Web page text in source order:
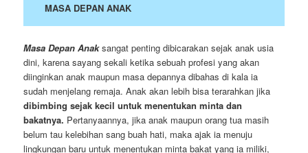
MASA DEPAN ANAK
Masa Depan Anaksangat penting dibicarakan sejak anak usia
dini, karena sayang sekali ketika sebuah profesi yang akan
diinginkan anak maupun masa depannya dibahas di kala ia
sudah menjelang remaja. Anak akan lebih bisa terarahkan jika
dibimbing sejak kecil untuk menentukan minta dan
bakatnya. Pertanyaannya, jika anak maupun orang tua masih
belum tau kelebihan sang buah hati, maka ajak ia menuju
lingkungan baru untuk menentukan minta bakat yang ia miliki,